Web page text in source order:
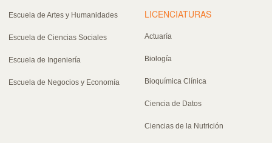
Escuela de Artes y Humanidades
Escuela de Ciencias Sociales
Escuela de Ingeniería
Escuela de Negocios y Economía
LICENCIATURAS
Actuaría
Biología
Bioquímica Clínica
Ciencia de Datos
Ciencias de la Nutrición